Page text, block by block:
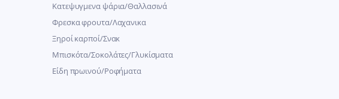
Κατεψυγμενα ψάρια/Θαλλασινά
Φρεσκα φρουτα/Λαχανικα
Ξηροί καρποί/Σνακ
Μπισκότα/Σοκολάτες/Γλυκίσματα
Είδη πρωινού/Ροφήματα